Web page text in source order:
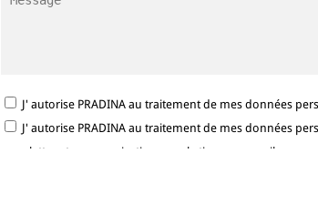
J' autorise PRADINA au traitement de mes données
J' autorise PRADINA au traitement de mes données
newsletter et communications marketing par e-mail.